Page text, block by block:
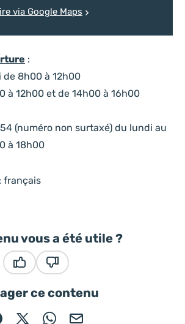
:
8h00 à 12h00
à 12h00 et de 14h00 à 16h00
(numéro non surtaxé) du lundi au
à 18h00
français
via Google Maps
vous a été utile ?
ce contenu